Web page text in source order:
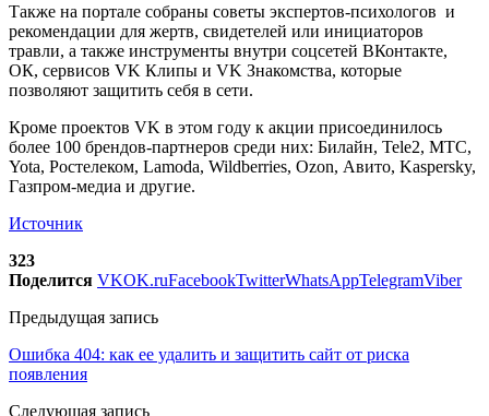
Также на портале собраны советы экспертов-психологов и
рекомендации для жертв, свидетелей или инициаторов
травли, а также инструменты внутри соцсетей ВКонтакте,
ОК, сервисов VK Клипы и VK Знакомства, которые
позволяют защитить себя в сети.
Кроме проектов VK в этом году к акции присоединилось
более 100 брендов-партнеров среди них: Билайн, Tele2, МТС,
Yota, Ростелеком, Lamoda, Wildberries, Ozon, Авито, Kaspersky,
Газпром-медиа и другие.
Источник
323
Поделится VKOK.ruFacebookTwitterWhatsAppTelegramViber
Предыдущая запись
Ошибка 404: как ее удалить и защитить сайт от риска
появления
Следующая запись